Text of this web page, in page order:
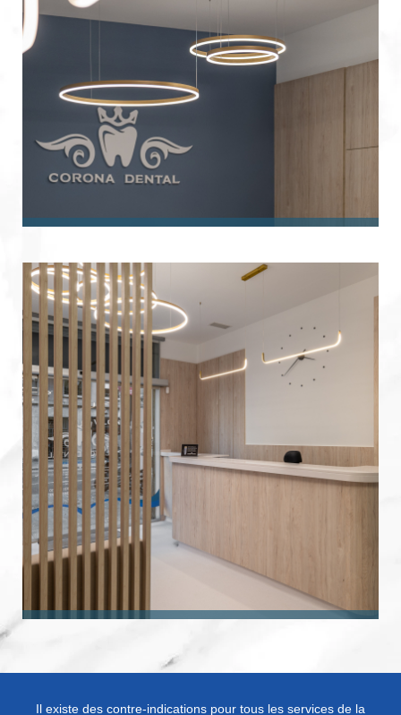
Il existe des contre-indications pour tous les services de la